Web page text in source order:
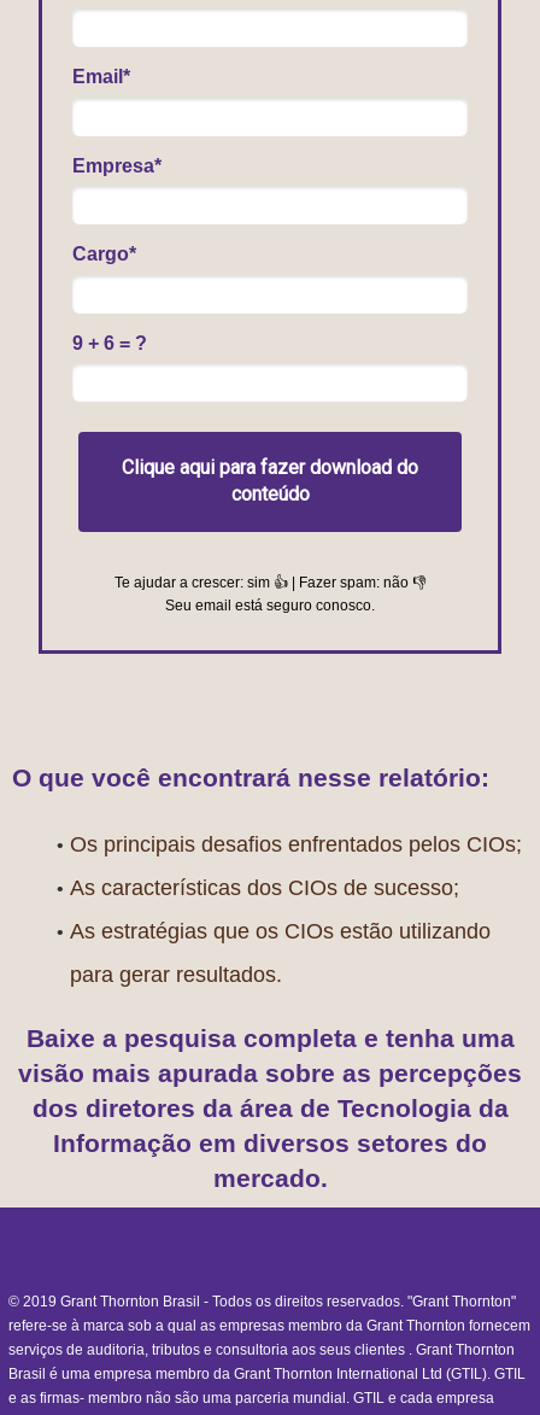
Email*
Empresa*
Cargo*
9 + 6 = ?
Clique aqui para fazer download do
conteúdo
Te ajudar a crescer: sim 👍 | Fazer spam: não 👎
Seu email está seguro conosco.
O que você encontrará nesse relatório:
Os principais desafios enfrentados pelos CIOs;
As características dos CIOs de sucesso;
As estratégias que os CIOs estão utilizando
para gerar resultados.
Baixe a pesquisa completa e tenha uma
visão mais apurada sobre as percepções
dos diretores da área de Tecnologia da
Informação em diversos setores do
mercado.
© 2019 Grant Thornton Brasil - Todos os direitos reservados. "Grant Thornton"
refere-se à marca sob a qual as empresas membro da Grant Thornton fornecem
serviços de auditoria, tributos e consultoria aos seus clientes . Grant Thornton
Brasil é uma empresa membro da Grant Thornton International Ltd (GTIL). GTIL
e as firmas- membro não são uma parceria mundial. GTIL e cada empresa